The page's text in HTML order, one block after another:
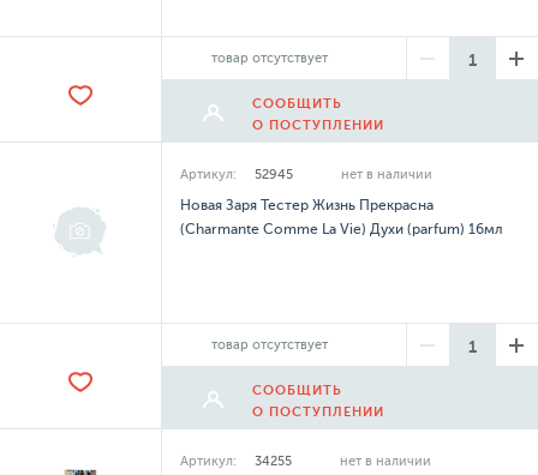
товар отсутствует
СООБЩИТЬ
О ПОСТУПЛЕНИИ
Артикул: 52945 нет в наличии
Новая Заря Тестер Жизнь Прекрасна
(Charmante Comme La Vie) Духи (parfum) 16мл
товар отсутствует
СООБЩИТЬ
О ПОСТУПЛЕНИИ
Артикул: 34255 нет в наличии